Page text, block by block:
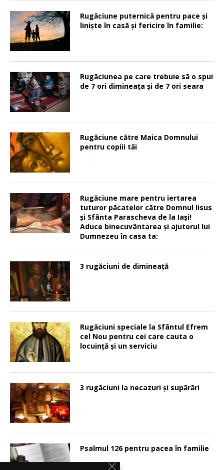
Rugăciune puternică pentru pace şi
linişte în casă şi fericire în familie:
Rugăciunea pe care trebuie să o spui
de 7 ori dimineața și de 7 ori seara
Rugăciune către Maica Domnului
pentru copiii tăi
Rugăciune mare pentru iertarea
tuturor păcatelor către Domnul Iisus
şi Sfânta Parascheva de la Iaşi!
Aduce binecuvântarea şi ajutorul lui
Dumnezeu în casa ta:
3 rugăciuni de dimineață
Rugăciuni speciale la Sfântul Efrem
cel Nou pentru cei care cauta o
locuinţă şi un serviciu
3 rugăciuni la necazuri și supărări
Psalmul 126 pentru pacea în familie